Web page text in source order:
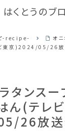
-recipe-
オ
東京)2024/05/26放
タンス
ん(テレ
26放送
はくとうのブ